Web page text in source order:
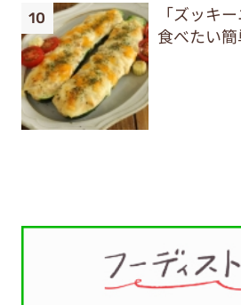
「ズッキ
食べたい